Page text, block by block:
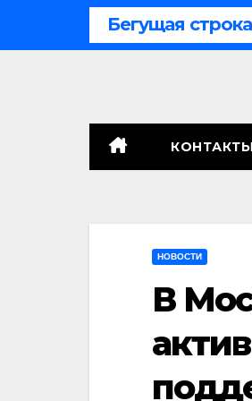
Бегущая строка
о криптомошенничестве
КОНТАКТЫ
НОВОСТИ
В